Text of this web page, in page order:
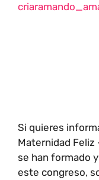
Si quieres
Maternidad Feliz
se han formado
este congreso,